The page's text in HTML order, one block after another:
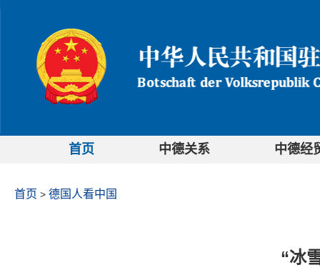
首页 中德关系 中德经
首页 > 德国人看中国
“冰